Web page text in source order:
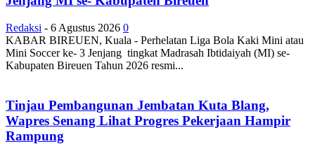
Redaksi - 6 Agustus 2026 0
KABAR BIREUEN, Kuala - Perhelatan Liga Bola Kaki Mini atau
Mini Soccer ke- 3 Jenjang tingkat Madrasah Ibtidaiyah (MI) se-
Kabupaten Bireuen Tahun 2026 resmi...
Tinjau Pembangunan Jembatan Kuta Blang,
Wapres Senang Lihat Progres Pekerjaan Hampir
Rampung